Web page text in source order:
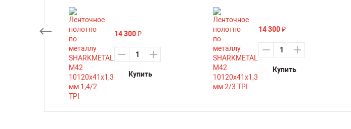
14 300 ₽
Купить
14 300 ₽
Купить